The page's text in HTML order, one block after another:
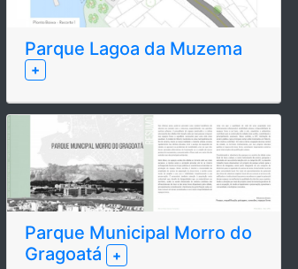
Parque Lagoa da Muzema
+
Parque Municipal Morro do
Gragoatá +